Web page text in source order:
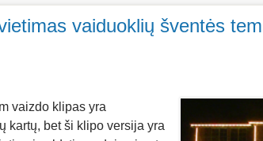
vaiduoklių šventės
vaizdo klipas yra
kartų, bet ši klipo versija yra